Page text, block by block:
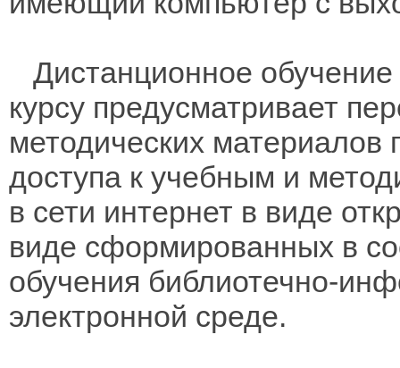
Дистанционное
курсу предусматривает
методических материалов
доступа к учебным и
в сети интернет в виде
виде сформированных в
обучения библиотечно-
электронной среде.